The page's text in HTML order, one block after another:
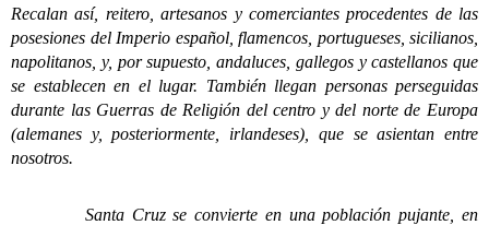
Recalan así, reitero, artesanos y comerciantes procedentes de las
posesiones del Imperio español, flamencos, portugueses, sicilianos,
napolitanos, y, por supuesto, andaluces, gallegos y castellanos que
se establecen en el lugar. También llegan personas perseguidas
durante las Guerras de Religión del centro y del norte de Europa
(alemanes y, posteriormente, irlandeses), que se asientan entre
nosotros.
Santa Cruz se convierte en una población pujante, en